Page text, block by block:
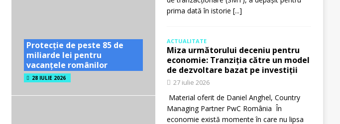
Protecție de peste 85 de
miliarde lei pentru
vacanțele românilor
28 IULIE 2026
prima dată în istorie [...]
ACTUALITATE
Miza următorului deceniu pentru
economie: Tranziția către un model
de dezvoltare bazat pe investiții
27 iulie 2026
Material oferit de Daniel Anghel, Country
Managing Partner PwC România În
economie există momente în care nu lipsa